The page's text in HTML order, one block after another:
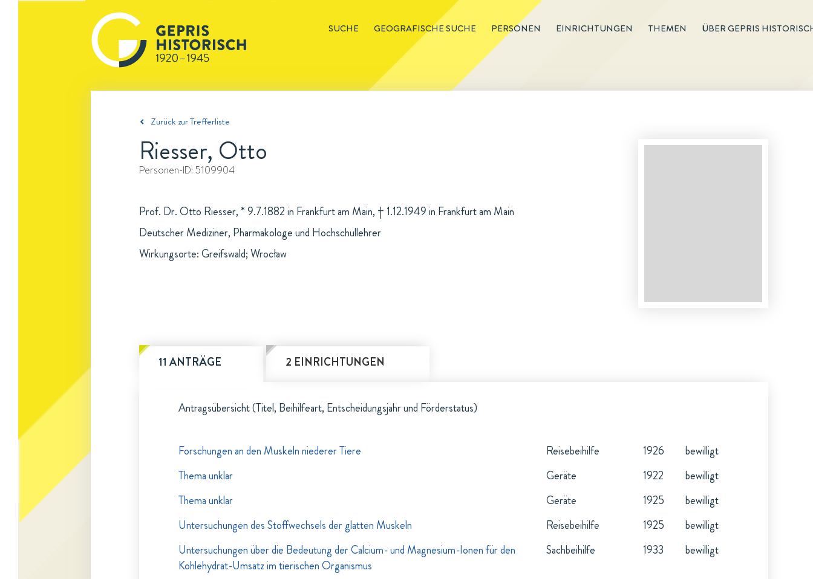
SUCHE GEOGRAFISCHE SUCHE PERSONEN EINRICHTUNGEN THEMEN ÜBER GEPRIS
Zurück zur Trefferliste
Riesser, Otto
Personen-ID: 5109904
Prof. Dr. Otto Riesser, * 9.7.1882 in Frankfurt am Main, † 1.12.1949 in Frankfurt am Main
Deutscher Mediziner, Pharmakologe und Hochschullehrer
Wirkungsorte: Greifswald; Wrocław
11 ANTRÄGE 2 EINRICHTUNGEN
Antragsübersicht (Titel, Beihilfeart, Entscheidungsjahr und Förderstatus)
Forschungen an den Muskeln niederer Tiere Reisebeihilfe 1926
bewilligt
Thema unklar
Geräte 1922
bewilligt
Thema unklar
Geräte 1925
bewilligt
Untersuchungen des Stoffwechsels der glatten Muskeln
Reisebeihilfe 1925
bewilligt
Untersuchungen über die Bedeutung der Calcium- und Magnesium-Ionen für den
Kohlehydrat-Umsatz im tierischen Organismus
Sachbeihilfe 1933 bewilligt